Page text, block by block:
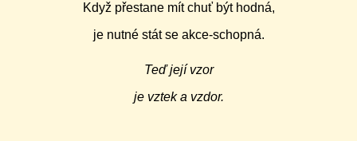
Když přestane mít chuť být hodná,
je nutné stát se akce-schopná.
Teď její vzor
je vztek a vzdor.